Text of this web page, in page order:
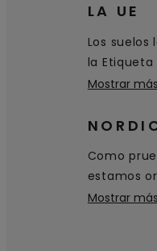
queda
LA UE
Los
la Etiqueta
y
de su ciclo
de
Mostrar más
Como
estamos
fabricante
Mostrar más